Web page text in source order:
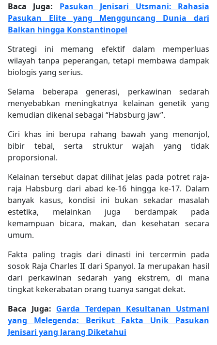
Baca Juga: Pasukan Jenisari Utsmani: Rahasia
Pasukan Elite yang Mengguncang Dunia dari
Balkan hingga Konstantinopel
Strategi ini memang efektif dalam memperluas
wilayah tanpa peperangan, tetapi membawa dampak
biologis yang serius.
Selama beberapa generasi, perkawinan sedarah
menyebabkan meningkatnya kelainan genetik yang
kemudian dikenal sebagai “Habsburg jaw”.
Ciri khas ini berupa rahang bawah yang menonjol,
bibir tebal, serta struktur wajah yang tidak
proporsional.
Kelainan tersebut dapat dilihat jelas pada potret raja-
raja Habsburg dari abad ke-16 hingga ke-17. Dalam
banyak kasus, kondisi ini bukan sekadar masalah
estetika, melainkan juga berdampak pada
kemampuan bicara, makan, dan kesehatan secara
umum.
Fakta paling tragis dari dinasti ini tercermin pada
sosok Raja Charles II dari Spanyol. Ia merupakan hasil
dari perkawinan sedarah yang ekstrem, di mana
tingkat kekerabatan orang tuanya sangat dekat.
Baca Juga: Garda Terdepan Kesultanan Ustmani
yang Melegenda: Berikut Fakta Unik Pasukan
Jenisari yang Jarang Diketahui